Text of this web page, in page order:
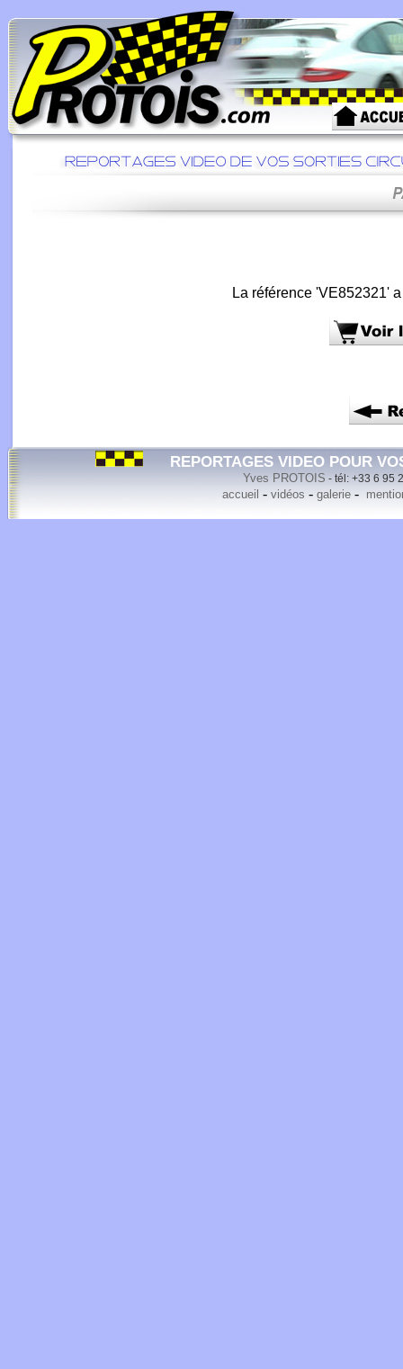
La référence 'VE852321'
REPORTAGES VIDEO POUR
Yves PROTOIS - tél: +33 6 95
accueil - vidéos - galerie-